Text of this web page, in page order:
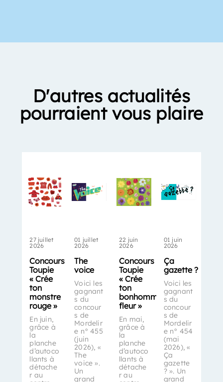
D'autres actualités
pourraient vous plaire
27 juillet
2026
Concours
Toupie
« Crée
ton
monstre
rouge »
En juin,
grâce à
la
planche
d’autoco
llants à
détache
r au
01 juillet
2026
The
voice
Voici les
gagnant
s du
concour
s de
Mordelir
e n° 455
(juin
2026), «
The
voice ».
Un
grand
22 juin
2026
Concours
Toupie
« Crée
ton
bonhomme-
fleur »
En mai,
grâce à
la
planche
d’autoco
llants à
détache
r au
01 juin
2026
Ça
gazette ?
Voici les
gagnant
s du
concour
s de
Mordelir
e n° 454
(mai
2026), «
Ça
gazette
? ». Un
grand